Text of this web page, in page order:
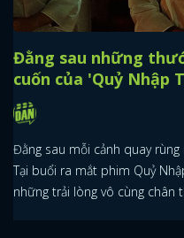
Đằng sau những
cuốn của 'Quỷ Nhập
Đằng sau mỗi cảnh quay
Tại buổi ra mắt phim Quỷ
những trải lòng vô cùng chân